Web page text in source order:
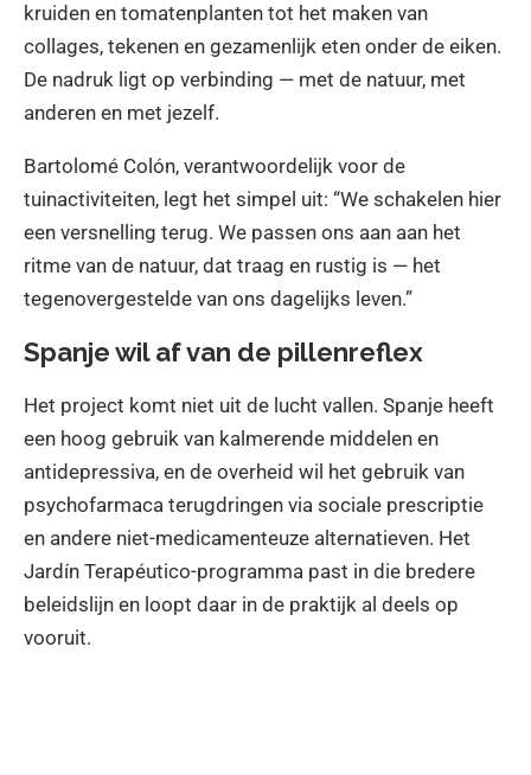
kruiden en tomatenplanten tot het maken van
collages, tekenen en gezamenlijk eten onder de eiken.
De nadruk ligt op verbinding — met de natuur, met
anderen en met jezelf.
Bartolomé Colón, verantwoordelijk voor de
tuinactiviteiten, legt het simpel uit: “We schakelen hier
een versnelling terug. We passen ons aan aan het
ritme van de natuur, dat traag en rustig is — het
tegenovergestelde van ons dagelijks leven.”
Spanje wil af van de pillenreflex
Het project komt niet uit de lucht vallen. Spanje heeft
een hoog gebruik van kalmerende middelen en
antidepressiva, en de overheid wil het gebruik van
psychofarmaca terugdringen via sociale prescriptie
en andere niet-medicamenteuze alternatieven. Het
Jardín Terapéutico-programma past in die bredere
beleidslijn en loopt daar in de praktijk al deels op
vooruit.